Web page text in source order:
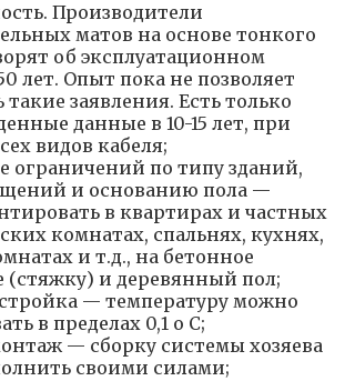
Производители
матов на основе тонкого
об эксплуатационном
лет. Опыт пока не позволяет
заявления. Есть только
данные в 10-15 лет, при
видов кабеля;
ограничений по типу зданий,
и основанию пола —
в квартирах и частных
комнатах, спальнях, кухнях,
и т.д., на бетонное
(стяжку) и деревянный пол;
— температуру можно
в пределах 0,1 o С;
— сборку системы хозяева
своими силами;